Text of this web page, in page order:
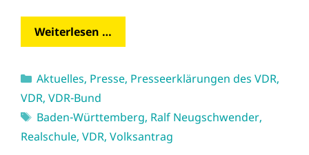
Weiterlesen …
Kategorien
Aktuelles, Presse, Presseerklärungen des VDR,
VDR, VDR-Bund
Schlagwörter
Baden-Württemberg, Ralf Neugschwender,
Realschule, VDR, Volksantrag